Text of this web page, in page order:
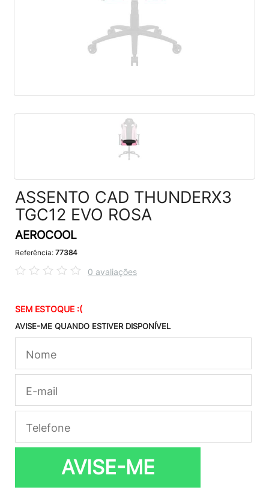
ASSENTO CAD THUNDERX3
TGC12 EVO ROSA
AEROCOOL
Referência: 77384
0 avaliações
SEM ESTOQUE :(
AVISE-ME QUANDO ESTIVER DISPONÍVEL
AVISE-ME